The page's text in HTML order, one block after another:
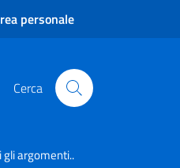
personale
Cerca
gli argomenti..